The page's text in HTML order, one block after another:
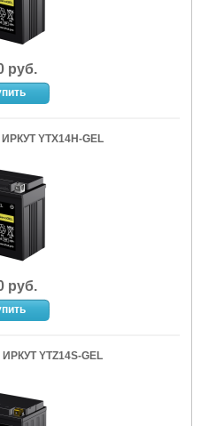
руб.
YTX14H-GEL
руб.
YTZ14S-GEL